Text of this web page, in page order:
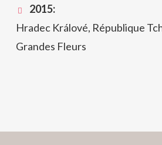
2015:
Hradec Králové, République
Grandes Fleurs